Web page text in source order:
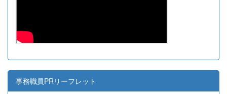
事務職員PRリーフレット